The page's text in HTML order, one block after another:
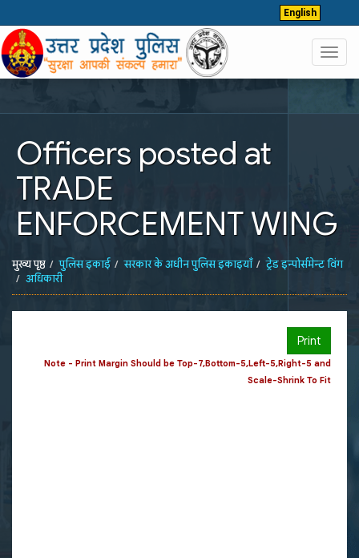
English
Officers posted at
TRADE
ENFORCEMENT WING
मुख्य पृष्ठ पुलिस इकाई सरकार के अधीन पुलिस इकाइयाँ
ट्रेड इन्पोर्समेन्ट विंग
अधिकारी
Print
Note - Print Margin Should be Top-7,Bottom-5,Left-5,Right-5 and
Scale-Shrink To Fit